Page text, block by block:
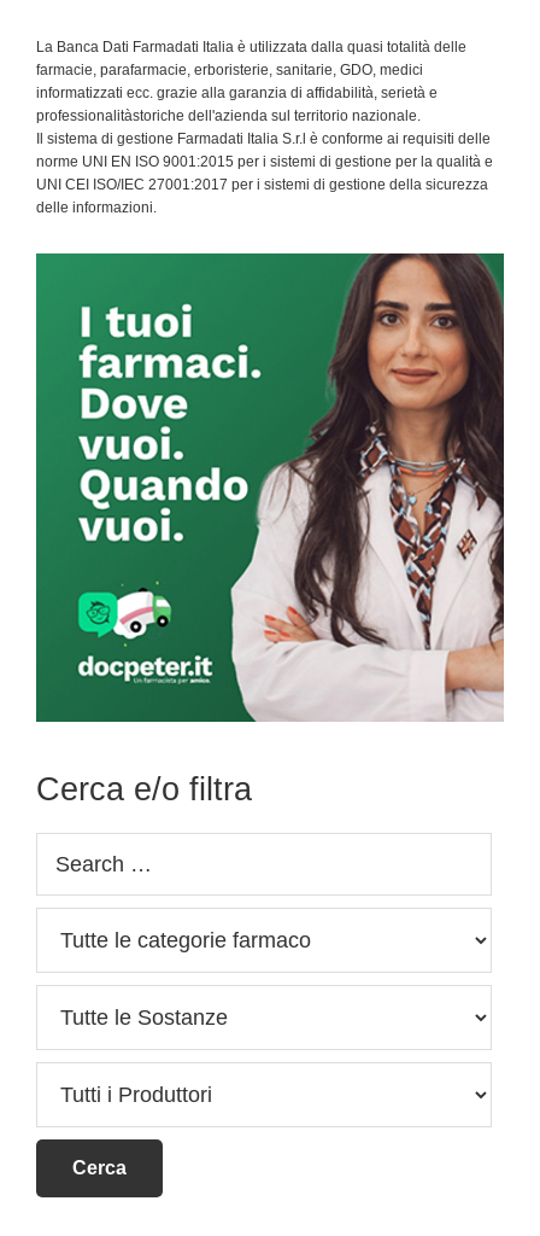
La Banca Dati Farmadati Italia è utilizzata dalla quasi totalità delle
farmacie, parafarmacie, erboristerie, sanitarie, GDO, medici
informatizzati ecc. grazie alla garanzia di affidabilità, serietà e
professionalitàstoriche dell'azienda sul territorio nazionale.
Il sistema di gestione Farmadati Italia S.r.l è conforme ai requisiti delle
norme UNI EN ISO 9001:2015 per i sistemi di gestione per la qualità e
UNI CEI ISO/IEC 27001:2017 per i sistemi di gestione della sicurezza
delle informazioni.
Sidebar
Cerca e/o filtra